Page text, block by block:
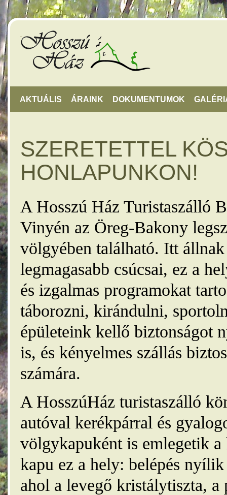
AKTUÁLIS ÁRAINK DOKUMENTUMOK
SZERETETTEL
HONLAPUNKON!
A Hosszú Ház Turistaszálló
Vinyén az Öreg-Bakony
völgyében található. Itt
legmagasabb csúcsai, ez a
és izgalmas programokat
táborozni, kirándulni,
épületeink kellő biztonságot
is, és kényelmes szállás
számára.
A HosszúHáz turistaszálló
autóval kerékpárral és
völgykapuként is emlegetik
kapu ez a hely: belépés
ahol a levegő kristálytiszta, a